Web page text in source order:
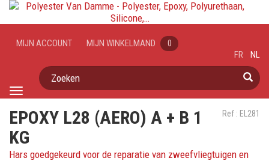
Toggle
MIJN ACCOUNT MIJN WINKELMAND 0
Zoeken
FR NL
Ref : EL281
EPOXY L28 (AERO) A + B 1
KG
Hars goedgekeurd voor de reparatie van zweefvliegtuigen en